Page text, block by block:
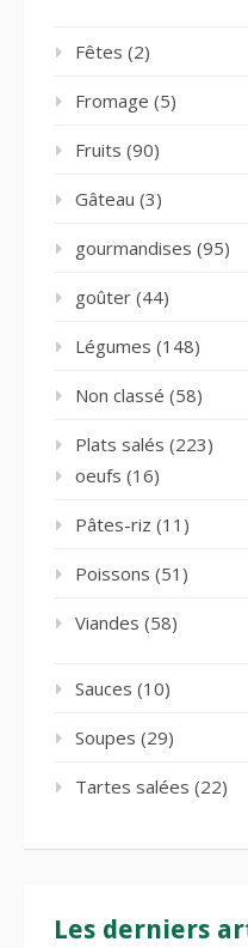
Fêtes (2)
Fromage (5)
Fruits (90)
Gâteau (3)
gourmandises (95)
goûter (44)
Légumes (148)
Non classé (58)
Plats salés (223)
oeufs (16)
Pâtes-riz (11)
Poissons (51)
Viandes (58)
Sauces (10)
Soupes (29)
Tartes salées (22)
Les derniers